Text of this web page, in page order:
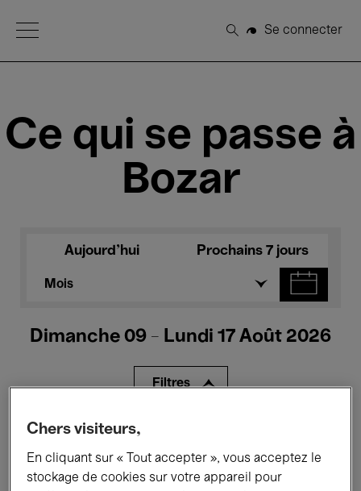
Open Menu
Rechercher
Se connecter
Ce qui se passe à
Bozar
Aujourd'hui Prochains 7 jours
Mois
Dimanche 09 - Lundi 17 Août 2026
Filtres
Tous les événements
Expositions Films Performances
Chers visiteurs,
En cliquant sur « Tout accepter », vous acceptez le
stockage de cookies sur votre appareil pour